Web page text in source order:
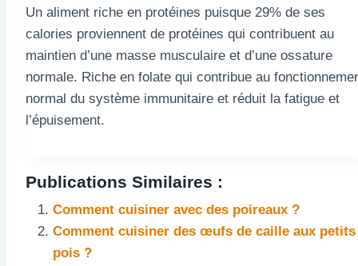
Un aliment riche en protéines puisque 29% de ses
calories proviennent de protéines qui contribuent au
maintien d’une masse musculaire et d’une ossature
normale. Riche en folate qui contribue au
normal du système immunitaire et réduit la fatigue et
l’épuisement.
Publications Similaires :
Comment cuisiner avec des poireaux ?
Comment cuisiner des œufs de caille aux petits
pois ?